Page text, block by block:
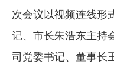
镁钛
地矿 建设
党建工作
次会议以视频连线形
记、市长朱浩东主持
司党委书记、董事长